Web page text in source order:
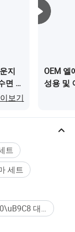
지
면 의
보기
OEM 엘
성용 및
트
세트
\uC5EC\uC131\uC6A9 \uD30C\uC790\uB9C8 대량구매